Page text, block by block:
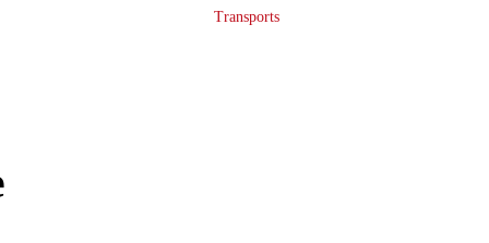
train en cas de retard ?
Transports